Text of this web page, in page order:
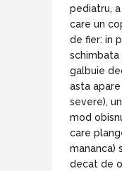
pediatru,
care un
de fier: in
schimbata
galbuie
asta
severe),
mod
care
mananca)
decat de